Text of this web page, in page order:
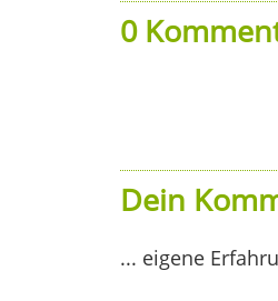
0
Dein
... eigene